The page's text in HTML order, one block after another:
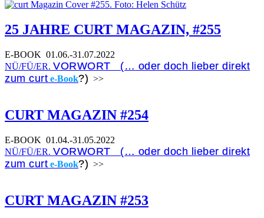
25 JAHRE CURT MAGAZIN, #255
E-BOOK 01.06.-31.07.2022
NÜ/FÜ/ER. VORWORT (… oder doch lieber direkt
zum curt e-Book?) >>
CURT MAGAZIN #254
E-BOOK 01.04.-31.05.2022
NÜ/FÜ/ER. VORWORT (… oder doch lieber direkt
zum curt e-Book?) >>
CURT MAGAZIN #253